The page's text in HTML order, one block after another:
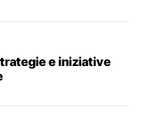
e iniziative